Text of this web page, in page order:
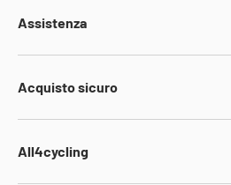
Assistenza
Acquisto sicuro
All4cycling